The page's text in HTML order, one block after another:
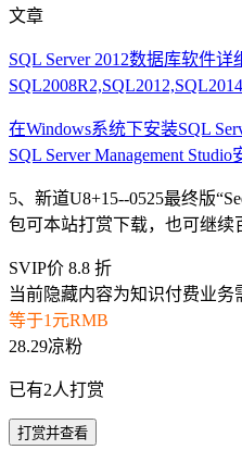
文章
SQL Server 2012数据库软件
在Windows系统下安装SQL
SQL Server Management Studio
5、新道U8+15--0525最终版
包可本站打赏下载，也可继续
SVIP价 8.8 折
当前隐藏内容为知识付费业务
等于1元RMB
28.29凉粉
已有2人打赏
打赏并查看